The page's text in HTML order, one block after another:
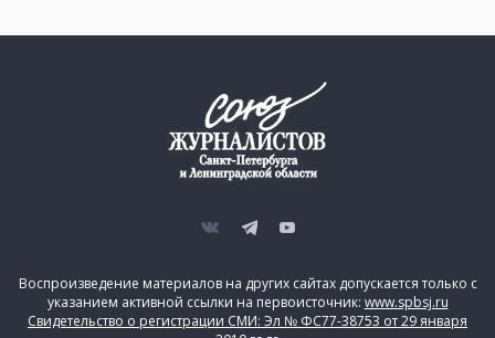
Воспроизведение материалов на других сайтах допускается только с
указанием активной ссылки на первоисточник: www.spbsj.ru
Свидетельство о регистрации СМИ: Эл № ФС77-38753 от 29 января